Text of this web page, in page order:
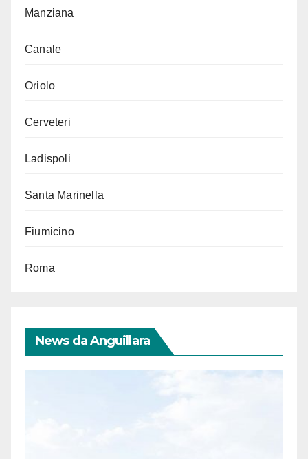
Manziana
Canale
Oriolo
Cerveteri
Ladispoli
Santa Marinella
Fiumicino
Roma
News da Anguillara